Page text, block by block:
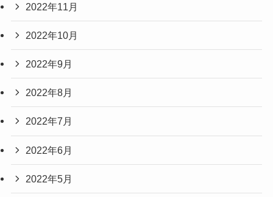
2022年11月
2022年10月
2022年9月
2022年8月
2022年7月
2022年6月
2022年5月